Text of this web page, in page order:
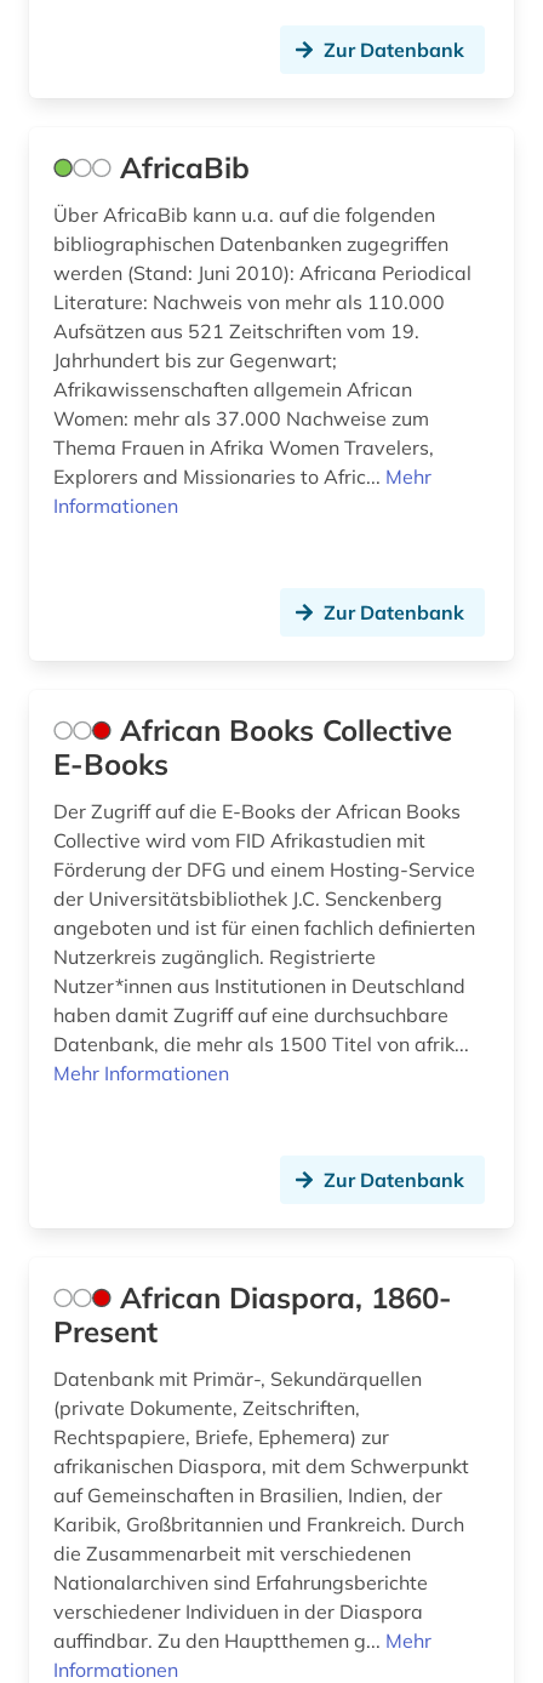
diskriminierung (1)
dokumentarfilm (9)
dokumentarfilme (1)
dokumentation (2)
drama (2)
dramaturgie (1)
dänemark (4)
e-book (1)
e-learning (1)
eblaitisch (1)
edition (1)
edward s. morse (1)
elektronische bibliothek (3)
empirische kulturwissenschaft (3)
england (1)
englisch (2)
entwicklung (2)
entwicklungsforschung (1)
entwicklungspolitik (2)
Zur Datenbank
AfricaBib
Über AfricaBib kann u.a. auf die folgenden
bibliographischen Datenbanken zugegriffen
werden (Stand: Juni 2010): Africana Periodical
Literature: Nachweis von mehr als 110.000
Aufsätzen aus 521 Zeitschriften vom 19.
Jahrhundert bis zur Gegenwart;
Afrikawissenschaften allgemein African
Women: mehr als 37.000 Nachweise zum
Thema Frauen in Afrika Women Travelers,
Explorers and Missionaries to Afric... Mehr
Informationen
Zur Datenbank
African Books Collective
E-Books
Der Zugriff auf die E-Books der African Books
Collective wird vom FID Afrikastudien mit
Förderung der DFG und einem Hosting-Service
der Universitätsbibliothek J.C. Senckenberg
angeboten und ist für einen fachlich definierten
Nutzerkreis zugänglich. Registrierte
Nutzer*innen aus Institutionen in Deutschland
haben damit Zugriff auf eine durchsuchbare
Datenbank, die mehr als 1500 Titel von afrik...
Mehr Informationen
Zur Datenbank
African Diaspora, 1860-
Present
Datenbank mit Primär-, Sekundärquellen
(private Dokumente, Zeitschriften,
Rechtspapiere, Briefe, Ephemera) zur
afrikanischen Diaspora, mit dem Schwerpunkt
auf Gemeinschaften in Brasilien, Indien, der
Karibik, Großbritannien und Frankreich. Durch
die Zusammenarbeit mit verschiedenen
Nationalarchiven sind Erfahrungsberichte
verschiedener Individuen in der Diaspora
auffindbar. Zu den Hauptthemen g... Mehr
Informationen